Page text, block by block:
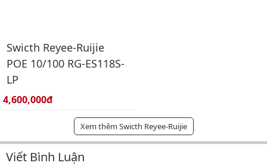
Swicth Reyee-Ruijie
POE 10/100 RG-ES118S-
LP
Giá bán:
4,600,000đ
Xem thêm Swicth Reyee-Ruijie
Viết Bình Luận